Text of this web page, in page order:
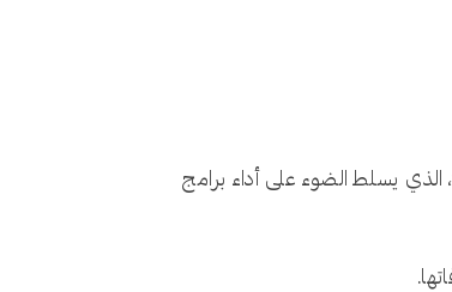
تمضي رحلة المملكة إلى النهضة الشاملة بثبات لافت وخطوات واثقة، وهذا ما يظهره التقرير السنوي لرؤية المملكة 2030 لعام 2023، الذي يسلط الضوء على أداء برامج